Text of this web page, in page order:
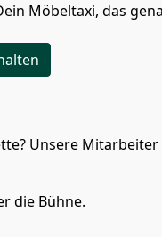
Möbeltaxi, das
Unsere
die Bühne.